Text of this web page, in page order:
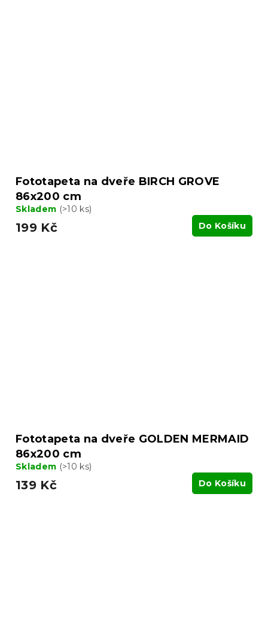
Fototapeta na dveře BIRCH GROVE
86x200 cm
Skladem (>10 ks)
199 Kč Do Košíku
Fototapeta na dveře GOLDEN MERMAID
86x200 cm
Skladem (>10 ks)
139 Kč Do Košíku